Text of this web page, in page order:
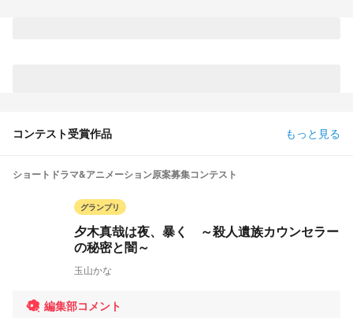
コンテスト受賞作品 もっと見る
ショートドラマ&アニメーション原案募集コンテスト
グランプリ
夕木真哉は夜、暴く ～殺人遺族カウンセラー
の秘密と闇～
玉山かな
編集部コメント